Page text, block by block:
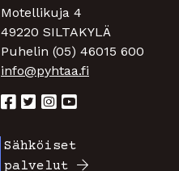
Motellikuja 4
49220 SILTAKYLÄ
Puhelin (05) 46015 600
info@pyhtaa.fi
Footer
Sähköiset
palvelut